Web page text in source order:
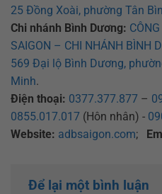
25 Đồng Xoài, phường Tân
Chi nhánh Bình Dương:
SAIGON – CHI NHÁNH BÌNH
569 Đại lộ Bình Dương,
Minh.
Điện thoại: 0377.377.877 –
0855.017.017 (Hôn nhân) -
Website: adbsaigon.com;
Để lại một bình luận